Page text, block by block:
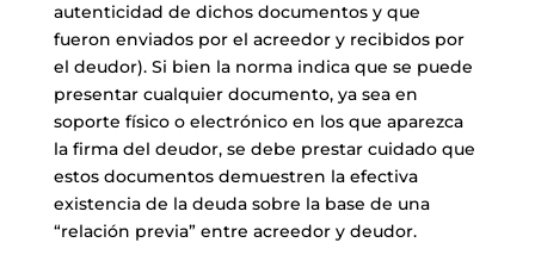
autenticidad de dichos documentos y que
fueron enviados por el acreedor y recibidos por
el deudor). Si bien la norma indica que se puede
presentar cualquier documento, ya sea en
soporte físico o electrónico en los que aparezca
la firma del deudor, se debe prestar cuidado que
estos documentos demuestren la efectiva
existencia de la deuda sobre la base de una
“relación previa” entre acreedor y deudor.